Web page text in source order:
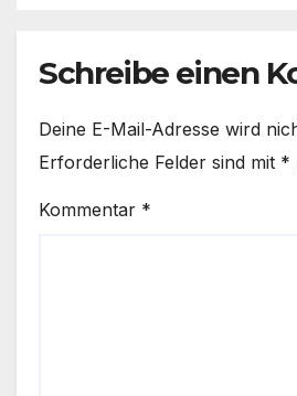
Schreibe einen
Deine E-Mail-Adresse wird
Erforderliche Felder sind mit *
Kommentar *